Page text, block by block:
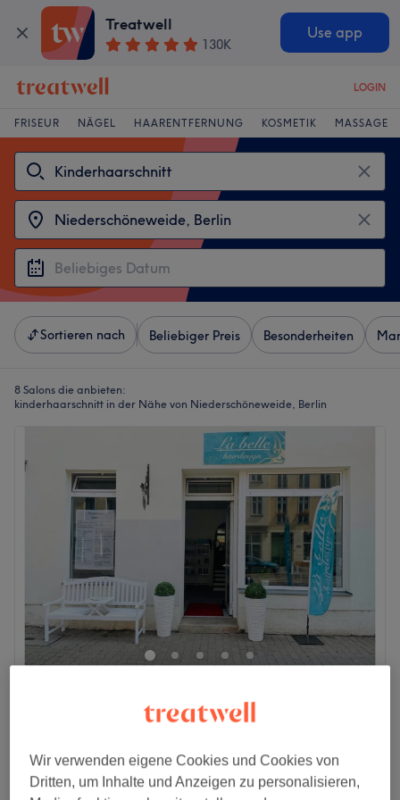
Treatwell
130K
Use app
LOGIN
FRISEUR NÄGEL HAARENTFERNUNG KOSMETIK MASSAGE
Sortieren nach Beliebiger Preis Besonderheiten
8 Salons die anbieten:
kinderhaarschnitt in der Nähe von Niederschöneweide, Berlin
1254 Bewertungen
Oberschöneweide, Berlin
Auf Karte anzeigen
30 Min.
Wir verwenden eigene Cookies und Cookies von
Dritten, um Inhalte und Anzeigen zu personalisieren,